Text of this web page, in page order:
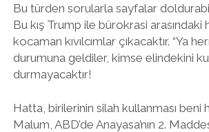
Bu türden sorularla sayfalar
Bu kış Trump ile bürokrasi arasındaki
kocaman kıvılcımlar çıkacaktır. “Ya
durumuna geldiler, kimse elindekini
durmayacaktır!
Hatta, birilerinin silah kullanması beni
Malum, ABD’de Anayasa’nın 2.